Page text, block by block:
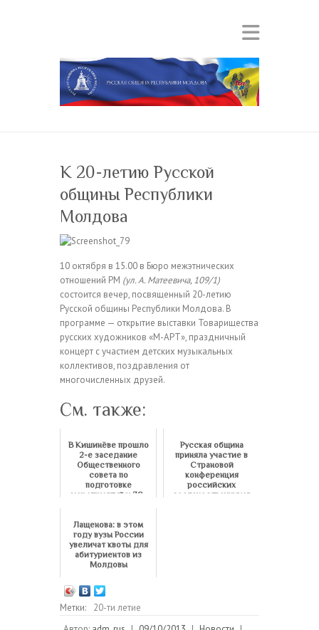
К 20-летию Русской
общины Республики
Молдова
10 октября в 15.00 в Бюро межэтнических
отношений РМ (ул. А. Матеевича, 109/1)
состоится вечер, посвященный 20-летию
Русской общины Республики Молдова. В
программе — открытие выставки Товарищества
русских художников «М-АРТ», праздничный
концерт с участием детских музыкальных
коллективов, поздравления от
многочисленных друзей.
См. также:
В Кишинёве прошло
2-е заседание
Общественного
совета по
подготовке
мероприятий к 70-
Русская община
приняла участие в
Страновой
конференция
российских
соотечественников
Лащенова: в этом
году вузы России
увеличат квоты для
абитуриентов из
Молдовы
Метки:
20-ти летие